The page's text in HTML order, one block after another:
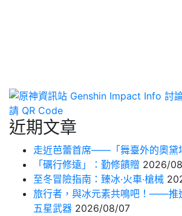
近期文章
走近芭蕾首席——「舞臺外的奧黛
「礪行修遠」：勤修饋贈 2026/
至冬冒險指南：臻冰·火車·槍械
旅行者，與冰元素共鳴吧！——推
五星武器 2026/08/07